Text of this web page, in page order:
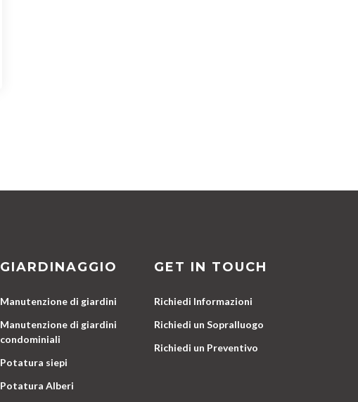
GIARDINAGGIO
Manutenzione di giardini
Manutenzione di giardini
condominiali
Potatura siepi
Potatura Alberi
GET IN TOUCH
Richiedi Informazioni
Richiedi un Sopralluogo
Richiedi un Preventivo